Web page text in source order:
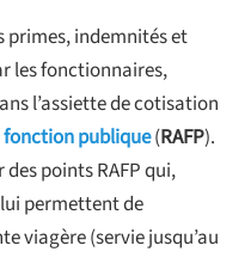
primes, indemnités et
les fonctionnaires,
l’assiette de cotisation
publique(RAFP).
des points RAFP qui,
permettent de
viagère (servie jusqu’au